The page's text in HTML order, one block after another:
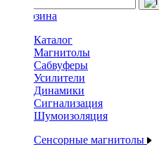
Каталог
Магнитолы
Сабвуферы
Усилители
Динамики
Сигнализация
Шумоизоляция
Сенсорные магнитолы